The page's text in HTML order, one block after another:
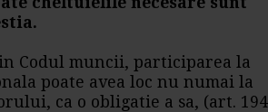
Codul muncii, participarea la
poate avea loc nu numai la
ca o obligatie a sa, (art. 194